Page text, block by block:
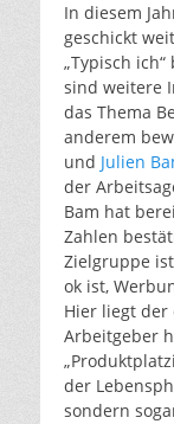
In diesem
geschickt
„Typisch
sind weitere
das Thema
anderem
und Julien
der
Bam hat
Zahlen
Zielgruppe
ok ist,
Hier liegt der
Arbeitgeber
der
sondern